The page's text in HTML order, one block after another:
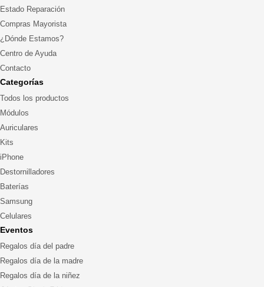
Estado Reparación
Compras Mayorista
¿Dónde Estamos?
Centro de Ayuda
Contacto
Categorías
Todos los productos
Módulos
Auriculares
Kits
iPhone
Destornilladores
Baterías
Samsung
Celulares
Eventos
Regalos día del padre
Regalos día de la madre
Regalos día de la niñez